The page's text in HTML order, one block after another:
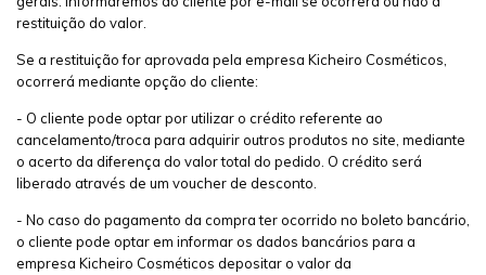
restituição do valor.
Se a restituição for aprovada pela empresa Kicheiro Cosméticos,
ocorrerá mediante opção do cliente:
- O cliente pode optar por utilizar o crédito referente ao
cancelamento/troca para adquirir outros produtos no site, mediante
o acerto da diferença do valor total do pedido. O crédito será
liberado através de um voucher de desconto.
- No caso do pagamento da compra ter ocorrido no boleto bancário,
o cliente pode optar em informar os dados bancários para a
empresa Kicheiro Cosméticos depositar o valor da